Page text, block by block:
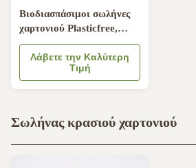
Βιοδιασπάσιμοι σωλήνες
χαρτονιού Plasticfree,
κιβώτιο δώρων σωλήνων
χαρτονιού 21mm
Λάβετε την Καλύτερη
Τιμή
Σωλήνας κρασιού χαρτονιού